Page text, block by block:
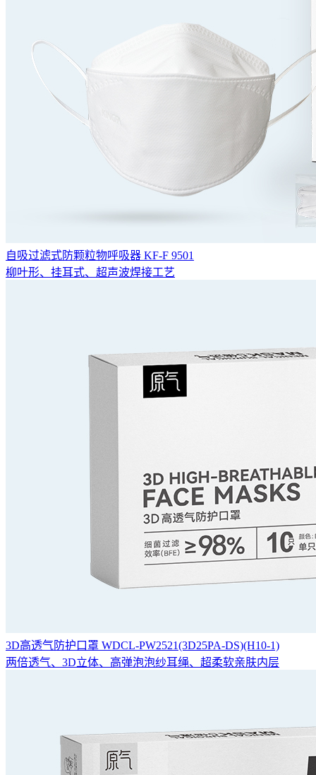
自吸过滤式防颗粒物呼吸器 KF-F 9501
柳叶形、挂耳式、超声波焊接工艺
3D高透气防护口罩 WDCL-PW2521(3D25PA-DS)(H10-1)
两倍透气、3D立体、高弹泡泡纱耳绳、超柔软亲肤内层